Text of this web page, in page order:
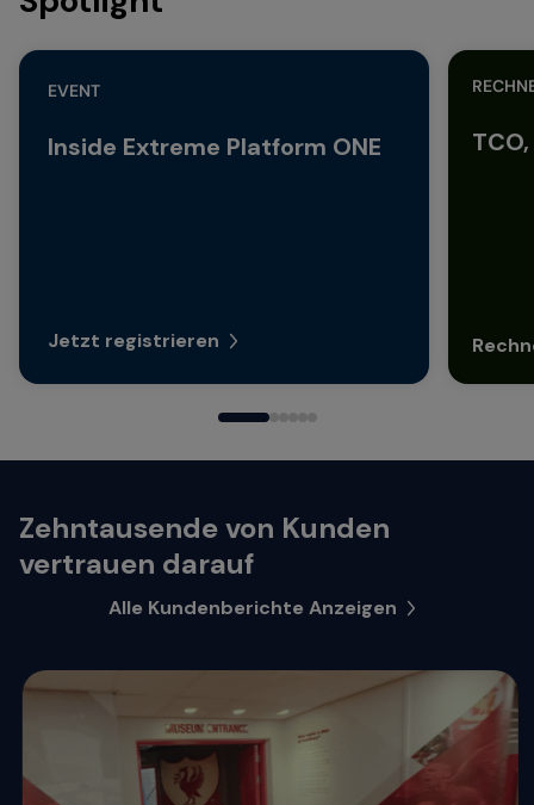
EVENT
Inside Extreme Platform ONE
Jetzt registrieren
Zehntausende von Kunden
vertrauen darauf
Alle Kundenberichte Anzeigen